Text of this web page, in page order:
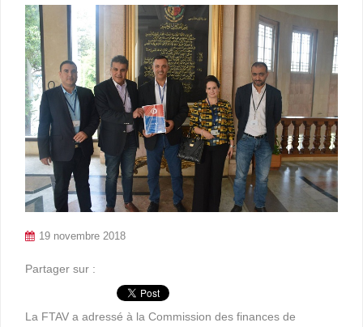
19 novembre 2018
Partager sur :
La FTAV a adressé à la Commission des finances de